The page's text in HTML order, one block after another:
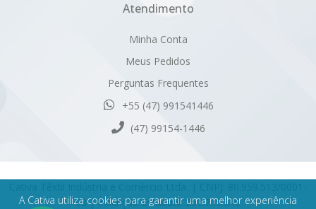
A Cativa utiliza cookies para garantir uma melhor experiência
Atendimento
Minha Conta
Meus Pedidos
Perguntas Frequentes
+55 (47) 991541446
(47) 99154-1446
63 | Inscrição Estadual: 251.735.346